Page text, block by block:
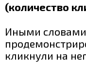
(количество
Иными
кликнули на